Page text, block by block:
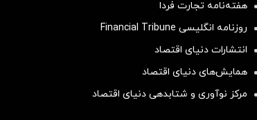
هفته‌نامه تجارت فردا
روزنامه انگلیسی Financial Tribune
انتشارات دنیای اقتصاد
همایش‌های دنیای اقتصاد
مرکز نوآوری و شتابدهی دنیای اقتصاد